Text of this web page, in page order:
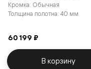
Кромка: Обычная
Толщина полотна: 40 мм
60 199 ₽
В корзину